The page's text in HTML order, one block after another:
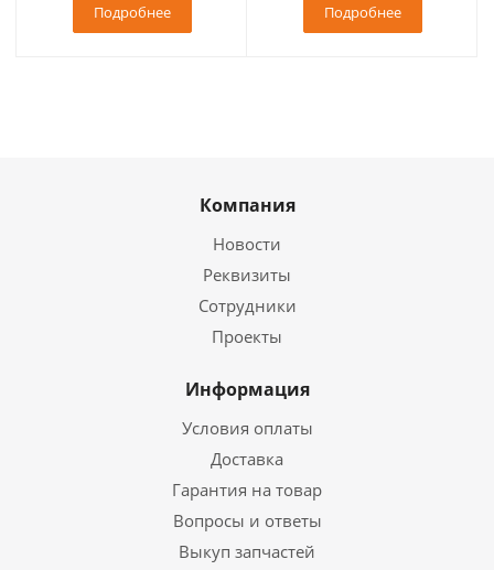
Подробнее Подробнее
Компания
Новости
Реквизиты
Сотрудники
Проекты
Информация
Условия оплаты
Доставка
Гарантия на товар
Вопросы и ответы
Выкуп запчастей